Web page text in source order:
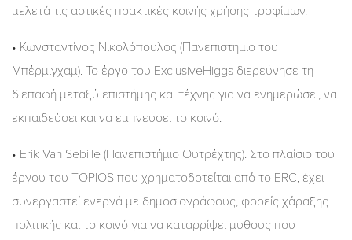
μελετά τις αστικές πρακτικές κοινής χρήσης τροφίμων.
• Κωνσταντίνος Νικολόπουλος (Πανεπιστήμιο του
Μπέρμιγχαμ). Το έργο του ExclusiveHiggs διερεύνησε τη
διεπαφή μεταξύ επιστήμης και τέχνης για να ενημερώσει, να
εκπαιδεύσει και να εμπνεύσει το κοινό.
• Erik Van Sebille (Πανεπιστήμιο Ουτρέχτης). Στο πλαίσιο του
έργου του TOPIOS που χρηματοδοτείται από το ERC, έχει
συνεργαστεί ενεργά με δημοσιογράφους, φορείς χάραξης
πολιτικής και το κοινό για να καταρρίψει μύθους που